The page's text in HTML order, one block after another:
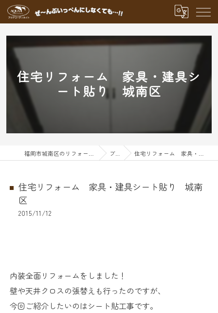
住宅リフォーム 家具・建具シ
ート貼り 城南区
ブログ 住宅リフォーム 家具・建具シート貼り 城南区
住宅リフォーム 家具・建具シート貼り 城南
区
2015/11/12
内装全面リフォームをしました！
壁や天井クロスの張替えも行ったのですが、
今回ご紹介したいのはシート貼工事です。